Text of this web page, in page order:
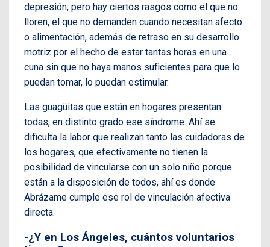
depresión, pero hay ciertos rasgos como el que no
lloren, el que no demanden cuando necesitan afecto
o alimentación, además de retraso en su desarrollo
motriz por el hecho de estar tantas horas en una
cuna sin que no haya manos suficientes para que lo
puedan tomar, lo puedan estimular.
Las guagüitas que están en hogares presentan
todas, en distinto grado ese síndrome. Ahí se
dificulta la labor que realizan tanto las cuidadoras de
los hogares, que efectivamente no tienen la
posibilidad de vincularse con un solo niño porque
están a la disposición de todos, ahí es donde
Abrázame cumple ese rol de vinculación afectiva
directa.
-¿Y en Los Ángeles, cuántos voluntarios